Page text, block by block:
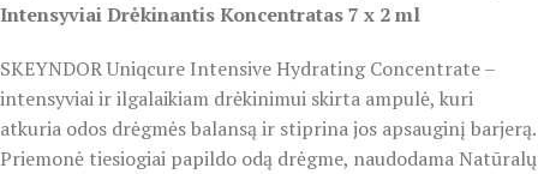
Intensyviai Drėkinantis Koncentratas 7 x 2 ml
SKEYNDOR Uniqcure Intensive Hydrating Concentrate –
intensyviai ir ilgalaikiam drėkinimui skirta ampulė, kuri
atkuria odos drėgmės balansą ir stiprina jos apsauginį barjerą.
Priemonė tiesiogiai papildo odą drėgme, naudodama Natūralų